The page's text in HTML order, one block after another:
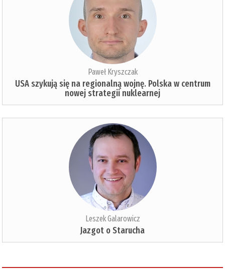
Paweł Kryszczak
USA szykują się na regionalną wojnę. Polska w centrum
nowej strategii nuklearnej
Leszek Galarowicz
Jazgot o Starucha